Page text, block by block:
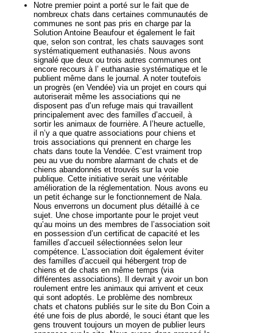
Notre premier point a porté sur le fait que de
nombreux chats dans certaines communautés de
communes ne sont pas pris en charge par la
Solution Antoine Beaufour et également le fait
que, selon son contrat, les chats sauvages sont
systématiquement euthanasiés. Nous avons
signalé que deux ou trois autres communes ont
encore recours à l’ euthanasie systématique et le
publient même dans le journal. A noter toutefois
un progrès (en Vendée) via un projet en cours qui
autoriserait même les associations qui ne
disposent pas d’un refuge mais qui travaillent
principalement avec des familles d’accueil, à
sortir les animaux de fourrière. A l’heure actuelle,
il n’y a que quatre associations pour chiens et
trois associations qui prennent en charge les
chats dans toute la Vendée. C’est vraiment trop
peu au vue du nombre alarmant de chats et de
chiens abandonnés et trouvés sur la voie
publique. Cette initiative serait une véritable
amélioration de la réglementation. Nous avons eu
un petit échange sur le fonctionnement de Nala.
Nous enverrons un document plus détaillé à ce
sujet. Une chose importante pour le projet veut
qu’au moins un des membres de l’association soit
en possession d’un certificat de capacité et les
familles d’accueil sélectionnées selon leur
compétence. L’association doit également éviter
des familles d’accueil qui hébergent trop de
chiens et de chats en même temps (via
différentes associations). Il devrait y avoir un bon
roulement entre les animaux qui arrivent et ceux
qui sont adoptés. Le problème des nombreux
chats et chatons publiés sur le site du Bon Coin a
été une fois de plus abordé, le souci étant que les
gens trouvent toujours un moyen de publier leurs